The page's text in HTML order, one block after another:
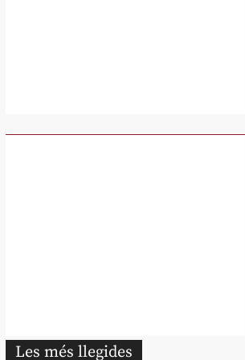
Les més llegides